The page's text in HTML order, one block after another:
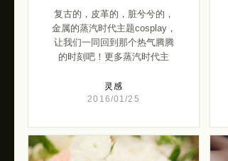
复古的，皮革的，脏兮兮的，
金属的蒸汽时代主题cosplay，
让我们一同回到那个热气腾腾
的时刻吧！更多蒸汽时代主
灵感
2016/01/25